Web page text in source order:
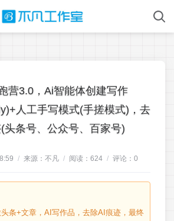
营3.0，Ai智能体创建写作
人工手写模式(手搓模式)，去
头条号、公众号、百家号)
/ 来源：不凡 / 阅读： 624 / 评论： 0
条+文章，AI写作品，去除AI痕迹，最终